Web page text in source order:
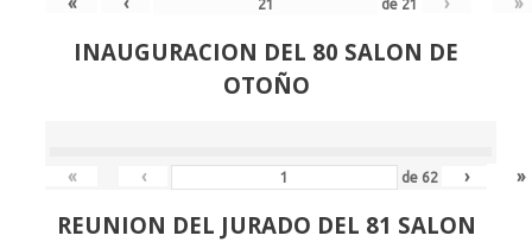
de 21
INAUGURACION DEL 80 SALON DE
OTOÑO
« ‹ de 62 › »
REUNION DEL JURADO DEL 81 SALON